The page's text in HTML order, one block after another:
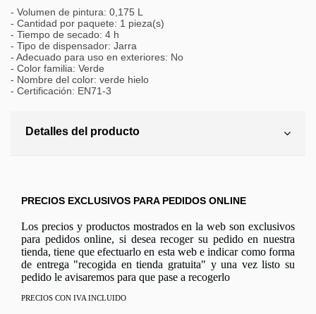
- Volumen de pintura: 0,175 L
- Cantidad por paquete: 1 pieza(s)
- Tiempo de secado: 4 h
- Tipo de dispensador: Jarra
- Adecuado para uso en exteriores: No
- Color familia: Verde
- Nombre del color: verde hielo
- Certificación: EN71-3
Detalles del producto
PRECIOS EXCLUSIVOS PARA PEDIDOS ONLINE
Los precios y productos mostrados en la web son exclusivos
para pedidos online, si desea recoger su pedido en nuestra
tienda, tiene que efectuarlo en esta web e indicar como forma
de entrega "recogida en tienda gratuita" y una vez listo su
pedido le avisaremos para que pase a recogerlo
PRECIOS CON IVA INCLUIDO